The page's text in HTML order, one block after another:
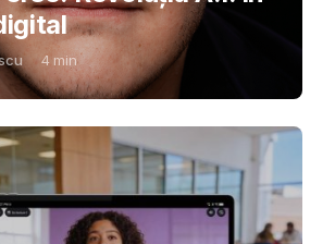
4 min